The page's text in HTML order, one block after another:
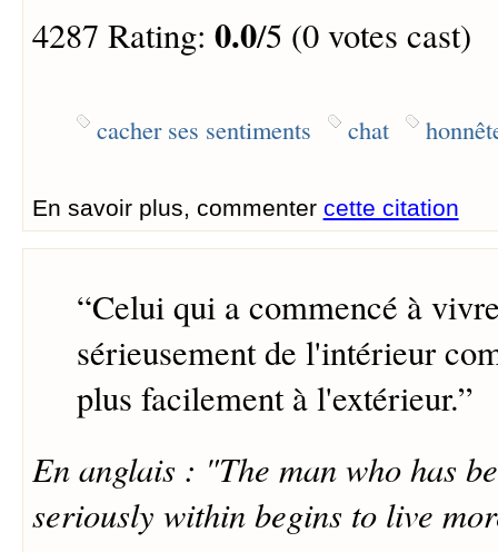
4287 Rating: 0.0/5 (0 votes cast)
cacher ses sentiments chat
En savoir plus, commenter cette citation
“Celui qui a commencé à
sérieusement de l'intérieur
plus facilement à l'extérieur.”
En anglais : "The man who has
seriously within begins to live